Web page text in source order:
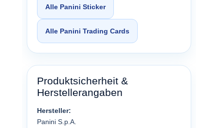
Alle Panini Sticker
Alle Panini Trading Cards
Produktsicherheit &
Herstellerangaben
Hersteller:
Panini S.p.A.